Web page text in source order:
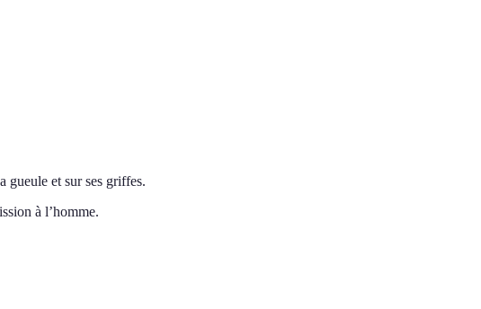
gueule et sur ses griffes.
à l’homme.